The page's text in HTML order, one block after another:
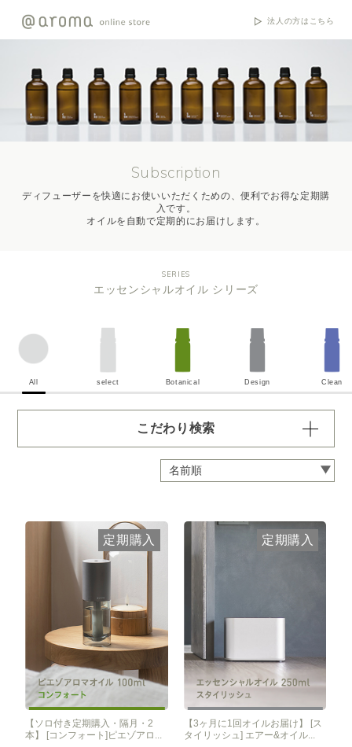
法人の方はこちら
Subscription
ディフューザーを快適にお使いいただくための、便利でお得な定期購
入です。
オイルを自動で定期的にお届けします。
SERIES
エッセンシャルオイル シリーズ
All select Botanical Design Clean
こだわり検索
容量・用途で絞り込む ※一つお選びください
定期 業務用オイル250ml
定期 業務用オイル450ml
頻度で絞り込む ※一つお選びください
毎月お届け 隔月お届け
クリア
定期購入
【ソロ付き定期購入・隔月・2
本】 [コンフォート]ピエゾアロ...
定期購入
【3ヶ月に1回オイルお届け】 [ス
タイリッシュ] エアー&オイル...